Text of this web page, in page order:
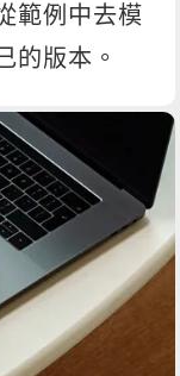
範例中去模
的版本。